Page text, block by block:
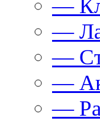
—
—
—
—
—